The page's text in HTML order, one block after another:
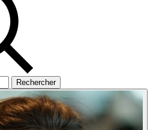
Rechercher